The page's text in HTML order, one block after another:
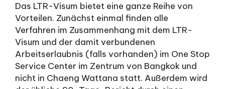
Das LTR-Visum bietet eine ganze Reihe von
Vorteilen. Zunächst einmal finden alle
Verfahren im Zusammenhang mit dem LTR-
Visum und der damit verbundenen
Arbeitserlaubnis (falls vorhanden) im One Stop
Service Center im Zentrum von Bangkok und
nicht in Chaeng Wattana statt. Außerdem wird